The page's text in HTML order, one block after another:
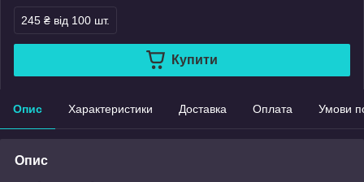
245 ₴ від 100 шт.
Купити
Опис Характеристики Доставка Оплата Умови
Опис